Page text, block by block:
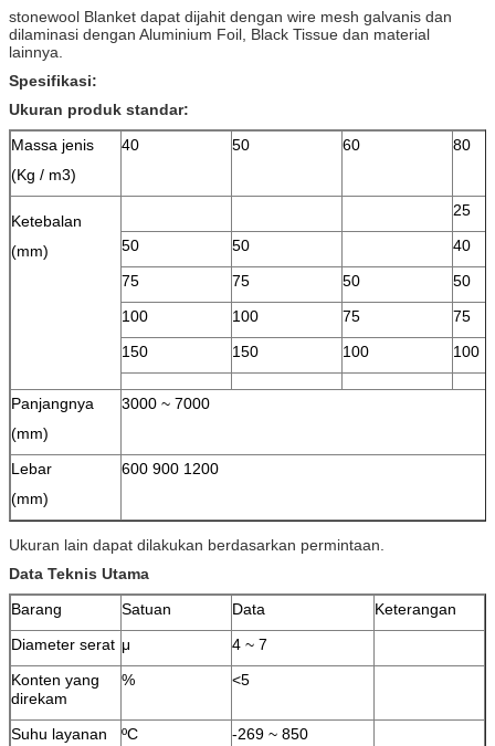
stonewool Blanket dapat dijahit dengan wire mesh galvanis dan
dilaminasi dengan Aluminium Foil, Black Tissue dan material
lainnya.
Spesifikasi:
Ukuran produk standar:
Massa jenis
(Kg / m3)
40 50 60 80
Ketebalan
(mm)
25
50
50
40
75
75 50
50
100
100 75
75
150
150 100 100
Panjangnya
(mm)
3000 ~ 7000
Lebar
(mm)
600 900 1200
Ukuran lain dapat dilakukan berdasarkan permintaan.
Data Teknis Utama
Barang
Satuan Data
Keterangan
Diameter serat μ
4 ~ 7
Konten yang
direkam
% <5
Suhu layanan ºC -269 ~ 850